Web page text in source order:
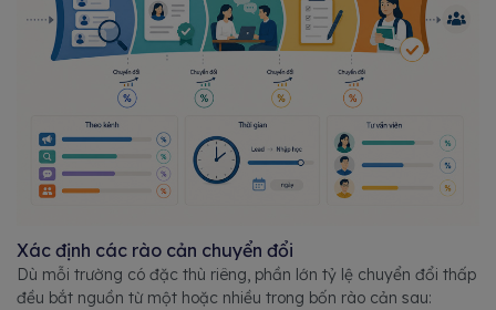
Xác định các rào cản chuyển đổi
Dù mỗi trường có đặc thù riêng, phần lớn tỷ lệ chuyển đổi thấp
đều bắt nguồn từ một hoặc nhiều trong bốn rào cản sau: